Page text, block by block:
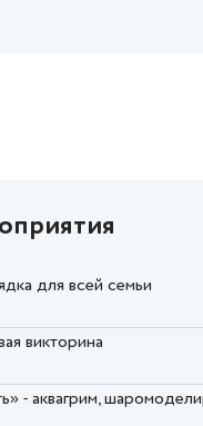
для всей семьи
викторина
- аквагрим,